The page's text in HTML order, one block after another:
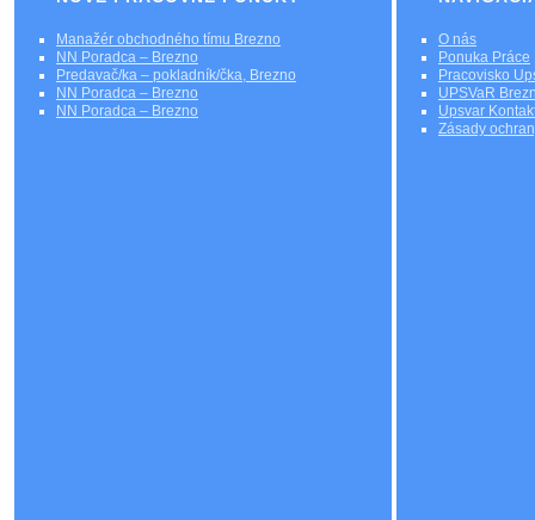
Manažér obchodného tímu Brezno
NN Poradca – Brezno
Predavač/ka – pokladník/čka, Brezno
NN Poradca – Brezno
NN Poradca – Brezno
O nás
Ponuka Práce
Pracovisko
UPSVaR
Upsvar
Zásady